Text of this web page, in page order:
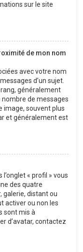
sur le site
de mon nom
avec votre nom
d’un sujet.
rang, généralement
de messages
image, souvent plus
et généralement est
« profil » vous
des quatre
galerie, distant ou
activer ou non les
sont mis à
d’avatar, contactez